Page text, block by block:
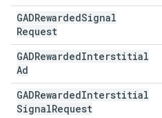
GADRewardedSignal
Request
GADRewardedInterstitial
Ad
GADRewardedInterstitial
SignalRequest